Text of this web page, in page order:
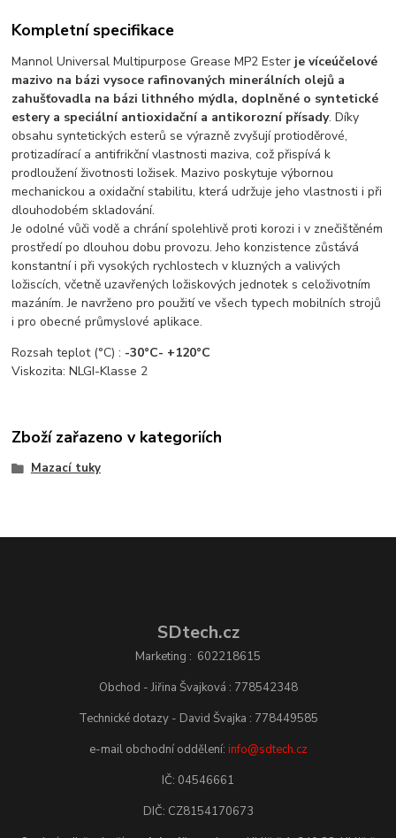
Kompletní specifikace
Mannol Universal Multipurpose Grease MP2 Ester je víceúčelové
mazivo na bázi vysoce rafinovaných minerálních olejů a
zahušťovadla na bázi lithného mýdla, doplněné o syntetické
estery a speciální antioxidační a antikorozní přísady. Díky
obsahu syntetických esterů se výrazně zvyšují protioděrové,
protizadírací a antifrikční vlastnosti maziva, což přispívá k
prodloužení životnosti ložisek. Mazivo poskytuje výbornou
mechanickou a oxidační stabilitu, která udržuje jeho vlastnosti i při
dlouhodobém skladování.
Je odolné vůči vodě a chrání spolehlivě proti korozi i v znečištěném
prostředí po dlouhou dobu provozu. Jeho konzistence zůstává
konstantní i při vysokých rychlostech v kluzných a valivých
ložiscích, včetně uzavřených ložiskových jednotek s celoživotním
mazáním. Je navrženo pro použití ve všech typech mobilních strojů
i pro obecné průmyslové aplikace.
Rozsah teplot (°C) : -30°C- +120°C
Viskozita: NLGI-Klasse 2
Zboží zařazeno v kategoriích
Mazací tuky
SDtech.cz
Marketing : 602218615
Obchod - Jiřina Švajková : 778542348
Technické dotazy - David Švajka : 778449585
e-mail obchodní oddělení: info@sdtech.cz
IČ: 04546661
DIČ: CZ8154170673